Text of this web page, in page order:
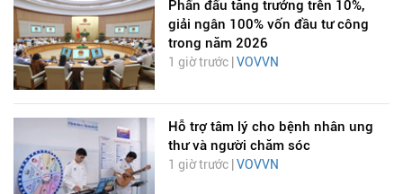
Phấn đấu tăng trưởng trên 10%,
giải ngân 100% vốn đầu tư công
trong năm 2026
1 giờ trước | VOVVN
Hỗ trợ tâm lý cho bệnh nhân ung
thư và người chăm sóc
1 giờ trước | VOVVN